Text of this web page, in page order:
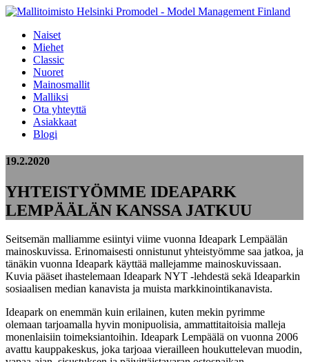
Naiset
Miehet
Classic
Nuoret
Mainosmallit
Malliksi
Ota yhteyttä
Asiakkaat
Blogi
19.2.2020
YHTEISTYÖMME IDEAPARK
LEMPÄÄLÄN KANSSA JATKUU
Seitsemän malliamme esiintyi viime vuonna Ideapark Lempäälän
mainoskuvissa. Erinomaisesti onnistunut yhteistyömme saa jatkoa, ja
tänäkin vuonna Ideapark käyttää mallejamme mainoskuvissaan.
Kuvia pääset ihastelemaan Ideapark NYT -lehdestä sekä Ideaparkin
sosiaalisen median kanavista ja muista markkinointikanavista.
Ideapark on enemmän kuin erilainen, kuten mekin pyrimme
olemaan tarjoamalla hyvin monipuolisia, ammattitaitoisia malleja
monenlaisiin toimeksiantoihin. Ideapark Lempäälä on vuonna 2006
avattu kauppakeskus, joka tarjoaa vierailleen houkuttelevan muodin,